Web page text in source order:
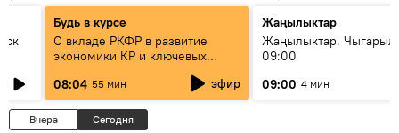
Будь в курсе
О вкладе РКФР в развитие
экономики КР и ключевых
08:04 55 мин эфир
Жаңылыктар
Жаңылыктар.
09:00
09:00 4 мин
Вчера Сегодня